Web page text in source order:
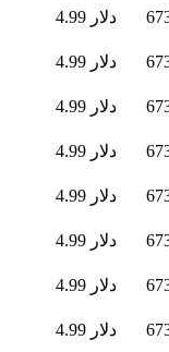
4.99 دلار
4.99 دلار
4.99 دلار
4.99 دلار
4.99 دلار
4.99 دلار
4.99 دلار
4.99 دلار